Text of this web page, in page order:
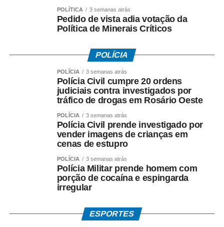
– Patrimônio: Vila Bela da Santíssima Trindade foi a
primeira capital do estado, com mais de 250 anos de
história e ruínas coloniais tombadas; Cáceres guarda o
fronteira com a Bolívia ao longo de mais de 800 km dos
– Demanda e oferta: Em 2025, Mato Grosso recebeu mais
de 1,5 milhão de turistas, com alta de 18% em relação a
2024; a região Oeste, porém, atende atualmente apenas
30% da procura existente, com projeção de crescimento
de 40% no fluxo de visitantes até 2028.
2. Modelo de Desenvolvimento: Turismo Sustentável e de
O modelo mais adequado é o ecoturismo associado ao
POLÍTICA 3 semanas atrás
Pedido de vista adia votação da
Política de Minerais Críticos
POLÍCIA
POLÍCIA 3 semanas atrás
Polícia Civil cumpre 20 ordens
judiciais contra investigados por
tráfico de drogas em Rosário Oeste
POLÍCIA 3 semanas atrás
Polícia Civil prende investigado por
vender imagens de crianças em
cenas de estupro
POLÍCIA 3 semanas atrás
Polícia Militar prende homem com
porção de cocaína e espingarda
irregular
ESPORTES